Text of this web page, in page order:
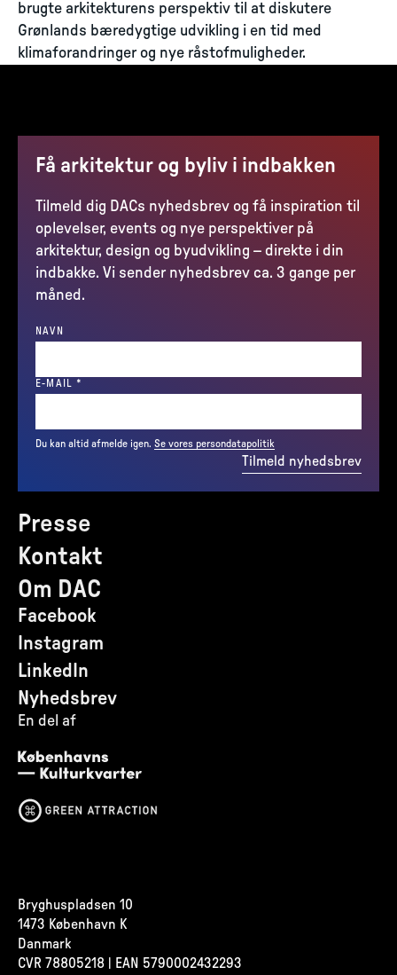
brugte arkitekturens perspektiv til at diskutere
Grønlands bæredygtige udvikling i en tid med
klimaforandringer og nye råstofmuligheder.
Presse
Kontakt
Om DAC
Facebook
Instagram
LinkedIn
Nyhedsbrev
En del af
Få arkitektur og byliv i indbakken
Tilmeld dig DACs nyhedsbrev og få inspiration til
oplevelser, events og nye perspektiver på
arkitektur, design og byudvikling – direkte i din
indbakke. Vi sender nyhedsbrev ca. 3 gange per
måned.
NAVN
E-MAIL *
Du kan altid afmelde igen. Se vores persondatapolitik
Tilmeld nyhedsbrev
Bryghuspladsen 10
1473 København K
Danmark
CVR 78805218 | EAN 5790002432293